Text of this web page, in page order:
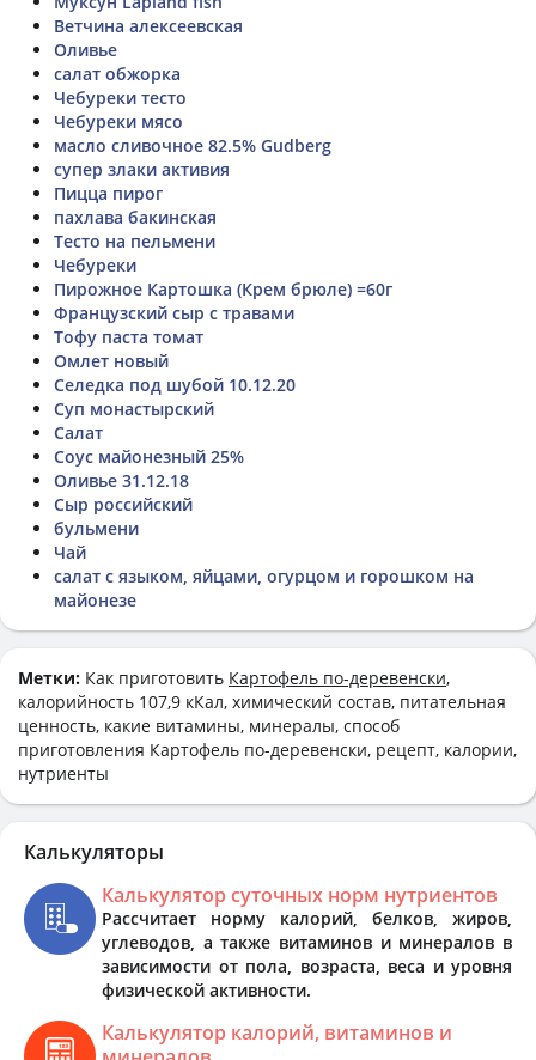
Ветчина алексеевская
Оливье
салат обжорка
Чебуреки тесто
Чебуреки мясо
масло сливочное 82.5% Gudberg
супер злаки активия
Пицца пирог
пахлава бакинская
Тесто на пельмени
Чебуреки
Пирожное Картошка (Крем брюле) =60г
Французский сыр с травами
Тофу паста томат
Омлет новый
Селедка под шубой 10.12.20
Суп монастырский
Салат
Соус майонезный 25%
Оливье 31.12.18
Сыр российский
бульмени
Чай
салат с языком, яйцами, огурцом и горошком на
майонезе
Метки: Как приготовить Картофель по-деревенски,
калорийность 107,9 кКал, химический состав, питательная
ценность, какие витамины, минералы, способ
приготовления Картофель по-деревенски, рецепт, калории,
нутриенты
Калькуляторы
Калькулятор суточных норм нутриентов
Рассчитает норму калорий, белков, жиров,
углеводов, а также витаминов и минералов в
зависимости от пола, возраста, веса и уровня
физической активности.
Калькулятор калорий, витаминов и